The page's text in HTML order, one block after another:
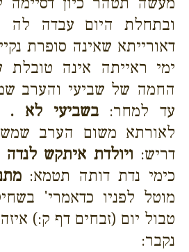
ובתחלת היום עבדה לה
דאורייתא שאינה סופרת
ימי ראייתה אינה
החמה של שביעי והערב
עד למחר:בשביעי לא .
לאורתא משום הערב
דריש: ויולדת איתקש לנדה
כימי נדת דותה תטמא:
מוטל לפניו כדאמרי'
טבול יום (זבחים דף ק:)
נקבר: